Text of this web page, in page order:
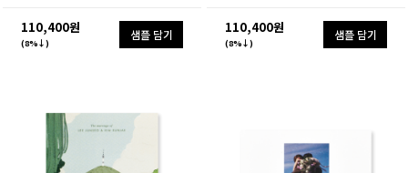
110,400원
(8%↓)
샘플 담기 110,400원
(8%↓)
샘플 담기